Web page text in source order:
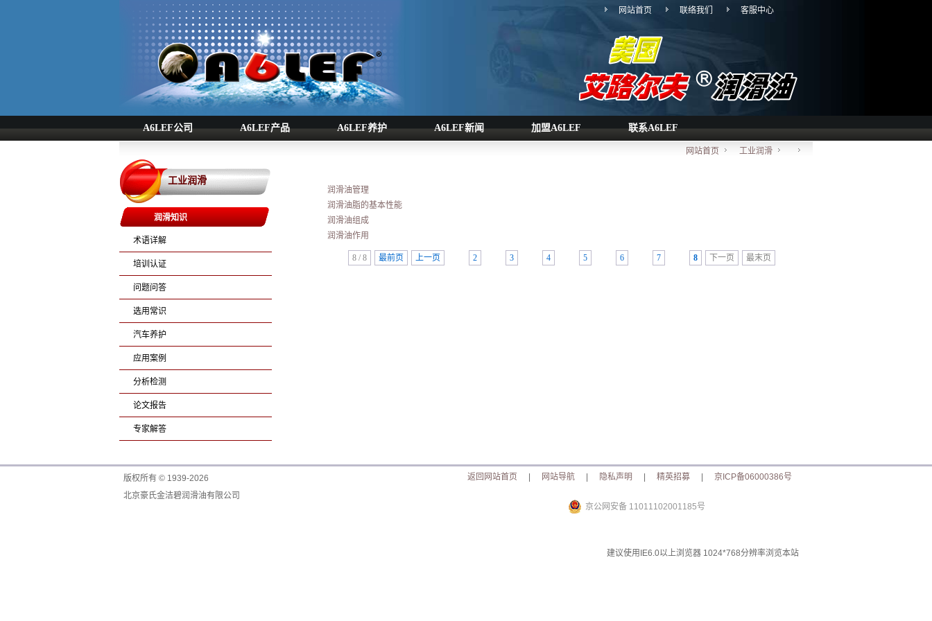
网站首页 联络我们 客服中心
A6LEF公司 A6LEF产品 A6LEF养护 A6LEF新闻 加盟A6LEF 联系A6LEF
工业润滑
网站首页
工业润滑
润滑知识
术语详解
培训认证
问题问答
选用常识
汽车养护
应用案例
分析检测
论文报告
专家解答
润滑油管理
润滑油脂的基本性能
润滑油组成
润滑油作用
8 / 8 最前页 上一页 2 3 4 5 6 7 8 下一页 最末页
版权所有 © 1939-2026
北京豪氏金洁碧润滑油有限公司
返回网站首页 网站导航 隐私声明 精英招募 京ICP备06000386号
京公网安备 11011102001185号
建议使用IE6.0以上浏览器 1024*768分辨率浏览本站